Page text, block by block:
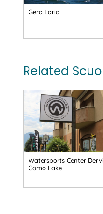
Gera Lario
Related
Watersports Center
Como Lake